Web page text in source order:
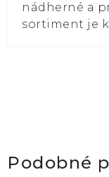
nádherné a
sortiment je
Podobné